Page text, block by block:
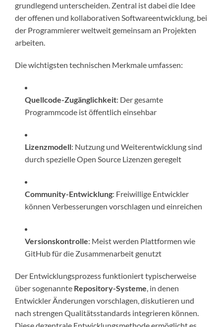
grundlegend unterscheiden. Zentral ist dabei die Idee
der offenen und kollaborativen Softwareentwicklung, bei
der Programmierer weltweit gemeinsam an Projekten
arbeiten.
Die wichtigsten technischen Merkmale umfassen:
Quellcode-Zugänglichkeit: Der gesamte
Programmcode ist öffentlich einsehbar
Lizenzmodell: Nutzung und Weiterentwicklung sind
durch spezielle Open Source Lizenzen geregelt
Community-Entwicklung: Freiwillige Entwickler
können Verbesserungen vorschlagen und einreichen
Versionskontrolle: Meist werden Plattformen wie
GitHub für die Zusammenarbeit genutzt
Der Entwicklungsprozess funktioniert typischerweise
über sogenannte Repository-Systeme, in denen
Entwickler Änderungen vorschlagen, diskutieren und
nach strengen Qualitätsstandards integrieren können.